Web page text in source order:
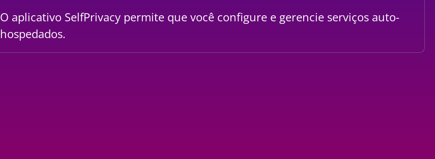
O aplicativo SelfPrivacy permite que você configure e gerencie serviços auto-
hospedados.